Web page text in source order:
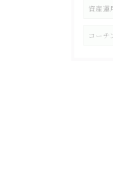
資産運
コーチ